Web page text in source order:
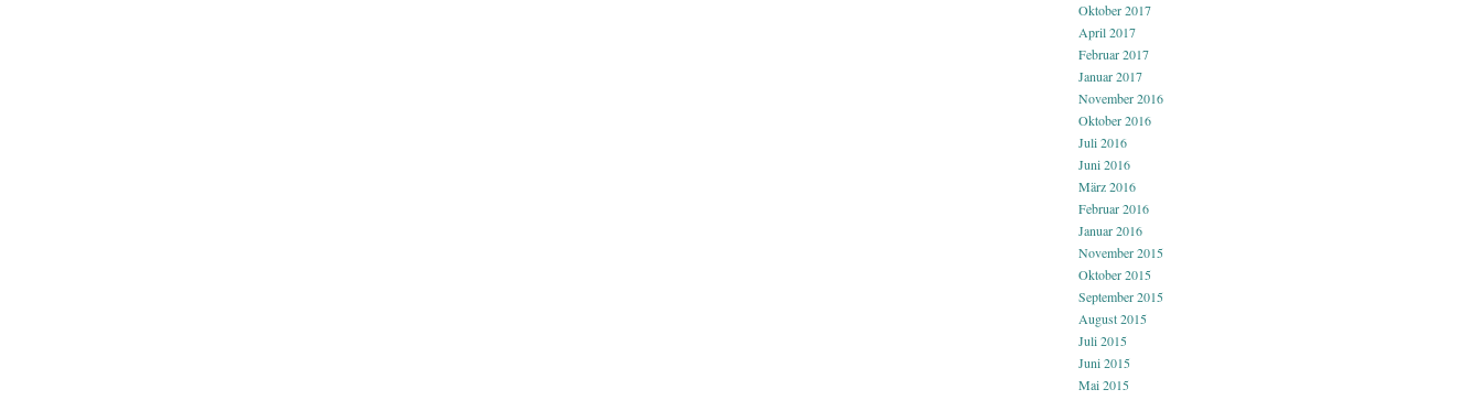
Oktober 2017
April 2017
Februar 2017
Januar 2017
November 2016
Oktober 2016
Juli 2016
Juni 2016
März 2016
Februar 2016
Januar 2016
November 2015
Oktober 2015
September 2015
August 2015
Juli 2015
Juni 2015
Mai 2015